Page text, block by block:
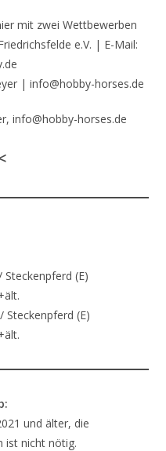
mit zwei Wettbewerben
e.V. | E-Mail:
| info@hobby-horses.de
info@hobby-horses.de
(E)
Steckenpferd (E)
und älter, die
ist nicht nötig.